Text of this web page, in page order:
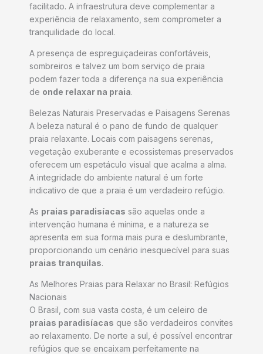
facilitado. A infraestrutura deve complementar a
experiência de relaxamento, sem comprometer a
tranquilidade do local.
A presença de espreguiçadeiras confortáveis,
sombreiros e talvez um bom serviço de praia
podem fazer toda a diferença na sua experiência
de onde relaxar na praia.
Belezas Naturais Preservadas e Paisagens Serenas
A beleza natural é o pano de fundo de qualquer
praia relaxante. Locais com paisagens serenas,
vegetação exuberante e ecossistemas preservados
oferecem um espetáculo visual que acalma a alma.
A integridade do ambiente natural é um forte
indicativo de que a praia é um verdadeiro refúgio.
As praias paradisíacas são aquelas onde a
intervenção humana é mínima, e a natureza se
apresenta em sua forma mais pura e deslumbrante,
proporcionando um cenário inesquecível para suas
praias tranquilas.
As Melhores Praias para Relaxar no Brasil: Refúgios
Nacionais
O Brasil, com sua vasta costa, é um celeiro de
praias paradisíacas que são verdadeiros convites
ao relaxamento. De norte a sul, é possível encontrar
refúgios que se encaixam perfeitamente na